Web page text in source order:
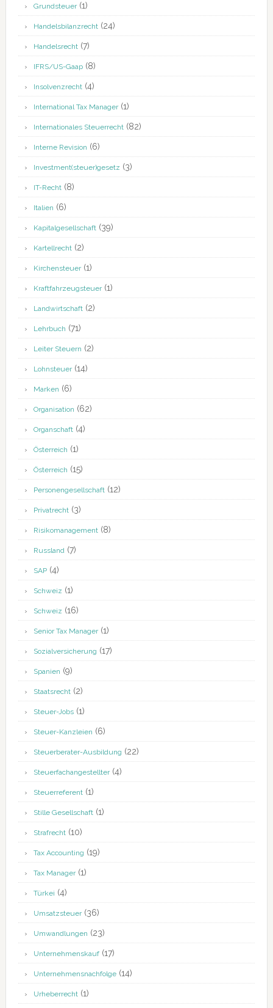
Grundsteuer(1)
Handelsbilanzrecht(24)
Handelsrecht(7)
IFRS/US-Gaap(8)
Insolvenzrecht(4)
International Tax Manager(1)
Internationales Steuerrecht(82)
Interne Revision (6)
Investment(steuer)gesetz (3)
IT-Recht(8)
Italien (6)
Kapitalgesellschaft(39)
Kartellrecht(2)
Kirchensteuer(1)
Kraftfahrzeugsteuer(1)
Landwirtschaft(2)
Lehrbuch (71)
Leiter Steuern (2)
Lohnsteuer(14)
Marken (6)
Organisation (62)
Organschaft(4)
Österreich (1)
Österreich (15)
Personengesellschaft(12)
Privatrecht(3)
Risikomanagement(8)
Russland(7)
SAP(4)
Schweiz (1)
Schweiz (16)
Senior Tax Manager(1)
Sozialversicherung (17)
Spanien (9)
Staatsrecht(2)
Steuer-Jobs(1)
Steuer-Kanzleien (6)
Steuerberater-Ausbildung (22)
Steuerfachangestellter(4)
Steuerreferent(1)
Stille Gesellschaft(1)
Strafrecht(10)
Tax Accounting (19)
Tax Manager(1)
Türkei (4)
Umsatzsteuer(36)
Umwandlungen (23)
Unternehmenskauf(17)
Unternehmensnachfolge(14)
Urheberrecht(1)